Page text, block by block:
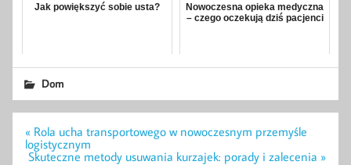
Jak powiększyć sobie usta?
Nowoczesna opieka medyczna
– czego oczekują dziś pacjenci
Dom
Nawigacja
wpisu
« Rola ucha transportowego w nowoczesnym przemyśle
logistycznym
Skuteczne metody usuwania kurzajek: porady i zalecenia »